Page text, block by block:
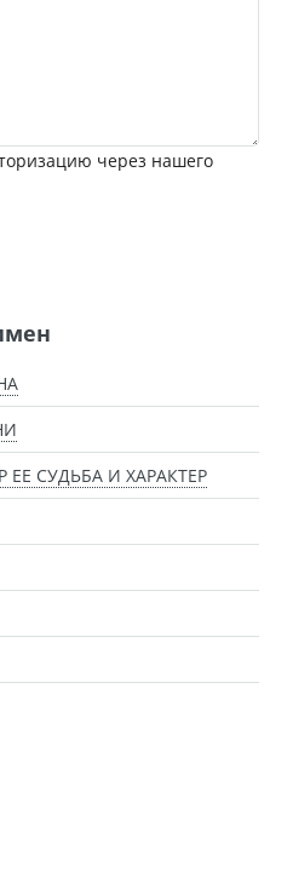
через нашего
СУДЬБА И ХАРАКТЕР